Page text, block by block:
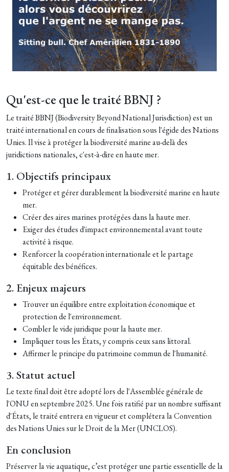
Qu'est-ce que le traité BBNJ ?
Le traité BBNJ (Biodiversity Beyond National Jurisdiction) est un
traité international en cours de finalisation sous l'égide des Nations
Unies. Il vise à protéger la biodiversité marine au-delà des
juridictions nationales, c'est-à-dire en haute mer.
1. Objectifs principaux
Protéger et gérer durablement la biodiversité marine en haute
mer.
Créer des aires marines protégées dans la haute mer.
Exiger des études d'impact environnemental avant toute
activité à risque.
Renforcer la coopération internationale et le partage
équitable des bénéfices.
2. Enjeux majeurs
Trouver un équilibre entre exploitation économique et
protection de l'environnement.
Combler le vide juridique pour la haute mer.
Impliquer tous les États, y compris ceux sans littoral.
Affirmer le principe du patrimoine commun de l'humanité.
3. Statut actuel
Le texte final doit être adopté lors de l'Assemblée générale de
l'ONU en septembre 2025. Une fois ratifié par un nombre suffisant
d'États, le traité entrera en vigueur et complétera la Convention
des Nations Unies sur le Droit de la Mer (UNCLOS).
En conclusion
Préserver la vie aquatique, c’est protéger une partie essentielle de la